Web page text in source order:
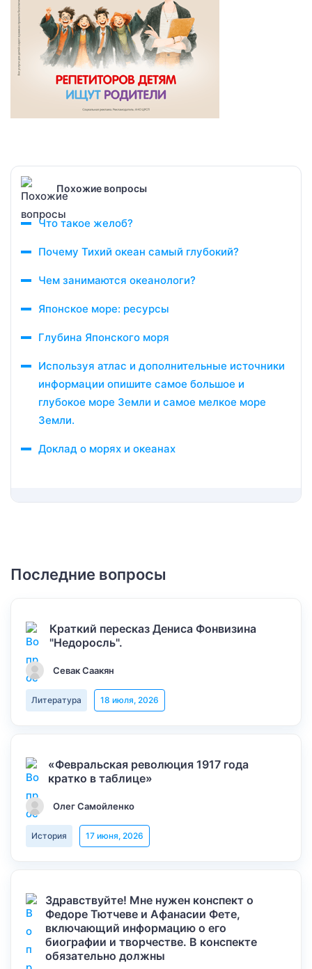
Похожие вопросы
Что такое желоб?
Почему Тихий океан самый глубокий?
Чем занимаются океанологи?
Японское море: ресурсы
Глубина Японского моря
Используя атлас и дополнительные источники
информации опишите самое большое и
глубокое море Земли и самое мелкое море
Земли.
Доклад о морях и океанах
Последние вопросы
Краткий пересказ Дениса Фонвизина
"Недоросль".
Севак Саакян
Литература 18 июля, 2026
«Февральская революция 1917 года
кратко в таблице»
Олег Самойленко
История 17 июня, 2026
Здравствуйте! Мне нужен конспект о
Федоре Тютчеве и Афанасии Фете,
включающий информацию о его
биографии и творчестве. В конспекте
обязательно должны